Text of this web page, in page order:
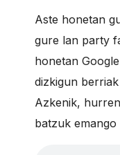
Aste honetan
gure lan party
honetan
dizkigun
Azkenik,
batzuk emango